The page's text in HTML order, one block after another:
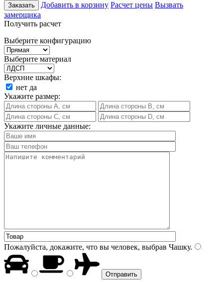
Заказать Добавить в корзину Расчет цены Вызвать
замерщика
Получить расчет
Выберите конфигурацию
Выберите материал
Верхние шкафы:
нет да
Укажите размер:
Укажите личные данные:
Пожалуйста, докажите, что вы человек, выбрав Чашку.